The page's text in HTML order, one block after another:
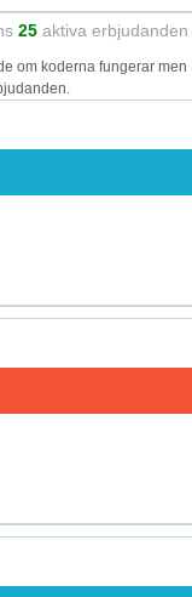
25 aktiva erbjudanden
om koderna fungerar men